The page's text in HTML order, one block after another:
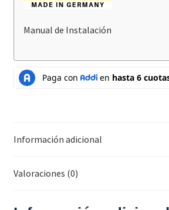
Manual de Instalación
Información adicional
Valoraciones (0)